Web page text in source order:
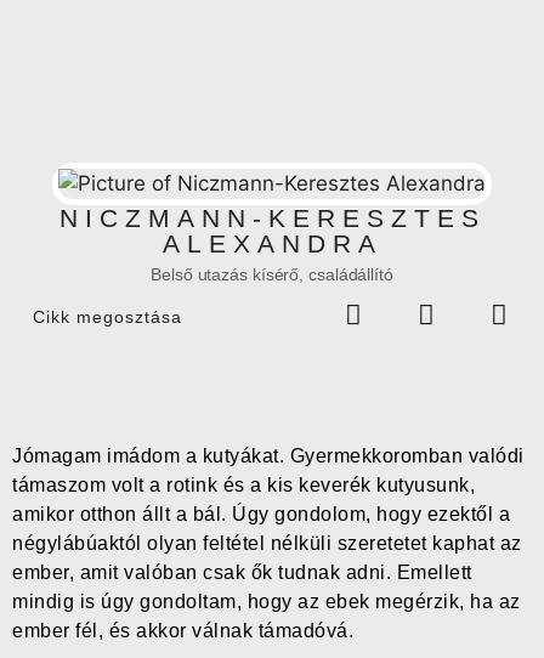
NICZMANN-KERESZTES
ALEXANDRA
Belső utazás kísérő, családállító
Cikk megosztása
Jómagam imádom a kutyákat. Gyermekkoromban valódi
támaszom volt a rotink és a kis keverék kutyusunk,
amikor otthon állt a bál. Úgy gondolom, hogy ezektől a
négylábúaktól olyan feltétel nélküli szeretetet kaphat az
ember, amit valóban csak ők tudnak adni. Emellett
mindig is úgy gondoltam, hogy az ebek megérzik, ha az
ember fél, és akkor válnak támadóvá.